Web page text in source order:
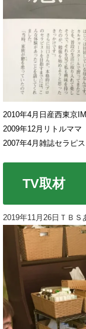
2010年4月日産西東京
2009年12月リトルママ
2007年4月雑誌セラピス
TV取材
2019年11月26日ＴＢＳ